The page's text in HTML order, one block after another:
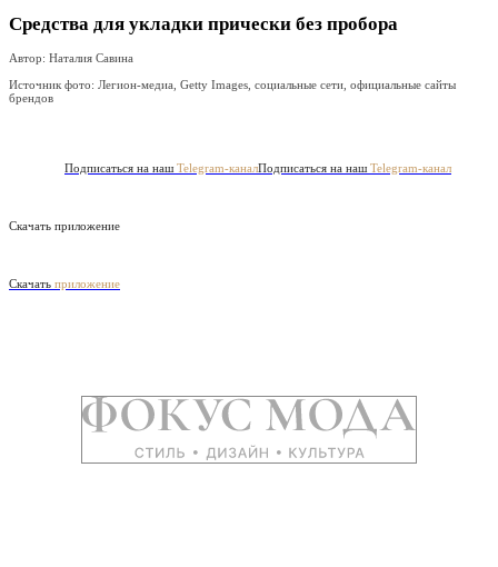
Средства для укладки прически без пробора
Автор: Наталия Савина
Источник фото: Легион-медиа, Getty Images, социальные сети, официальные сайты
брендов
Подписаться на наш Telegram-каналПодписаться на наш Telegram-канал
Скачать приложение
Скачать приложение